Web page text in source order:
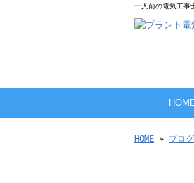
一人前の電気工
HOME » ブログ